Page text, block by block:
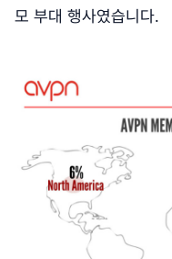
모 부대 행사였습니다.